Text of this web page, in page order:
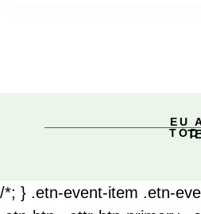
EU
/*; } .etn-event-item .etn-